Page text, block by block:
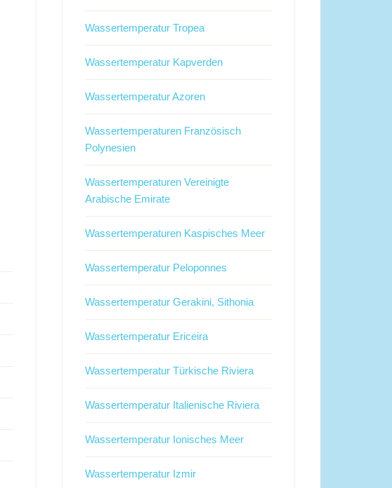
Wassertemperatur Tropea
Wassertemperatur Kapverden
Wassertemperatur Azoren
Wassertemperaturen Französisch
Polynesien
Wassertemperaturen Vereinigte
Arabische Emirate
Wassertemperaturen Kaspisches Meer
Wassertemperatur Peloponnes
Wassertemperatur Gerakini, Sithonia
Wassertemperatur Ericeira
Wassertemperatur Türkische Riviera
Wassertemperatur Italienische Riviera
Wassertemperatur Ionisches Meer
Wassertemperatur Izmir